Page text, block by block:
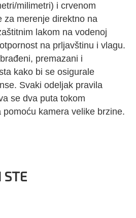
milimetri) i crvenom
za merenje direktno na
lakom na vodenoj
na prljavštinu i vlagu.
premazani i
kako bi se osigurale
Svaki odeljak pravila
se dva puta tokom
kamera velike brzine.
STE